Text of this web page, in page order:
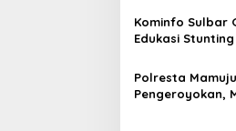
t
o
Kominfo Sulbar
Edukasi
Polresta
Pengeroyokan,